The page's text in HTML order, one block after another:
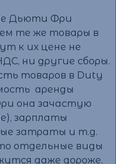
Дьюти Фри
те же товары в
к их цене не
ни другие сборы.
товаров в Duty
аренды
она зачастую
зарплаты
затраты и т.д.
отдельные виды
даже дороже,